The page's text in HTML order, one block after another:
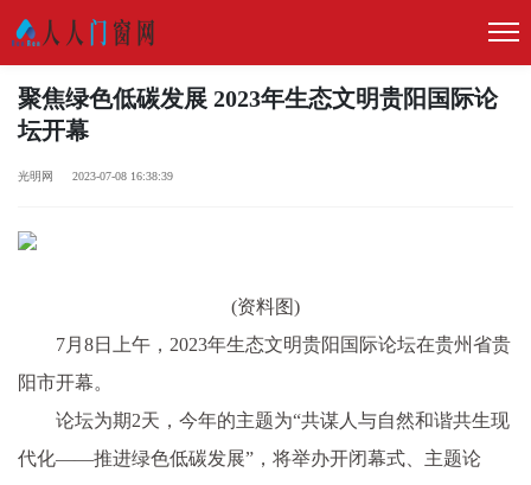
聚焦绿色低碳发展 2023年生态文明贵阳国际论
坛开幕
光明网 2023-07-08 16:38:39
(资料图)
7月8日上午，2023年生态文明贵阳国际论坛在贵州省贵
阳市开幕。
论坛为期2天，今年的主题为“共谋人与自然和谐共生现
代化——推进绿色低碳发展”，将举办开闭幕式、主题论